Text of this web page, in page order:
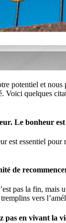
potentiel et
Voici quelques
Le bonheur
est essentiel
de
pas la fin,
vers
pas en vivant la